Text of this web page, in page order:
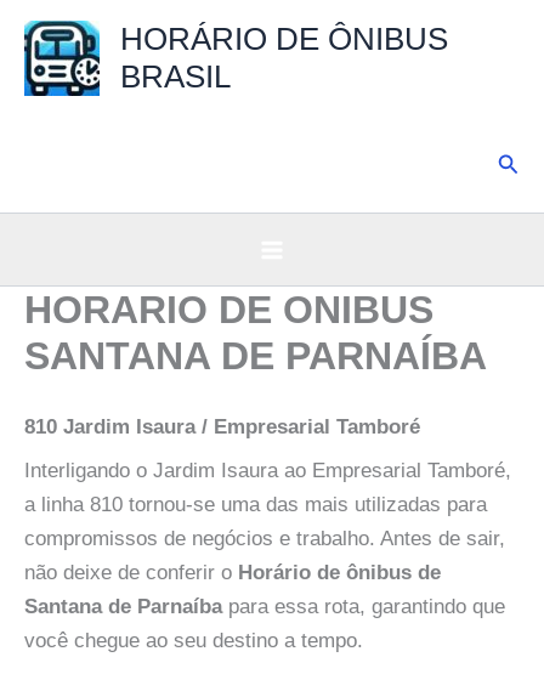
para
HORÁRIO DE ÔNIBUS
BRASIL
HORARIO DE ONIBUS
SANTANA DE PARNAÍBA
810 Jardim Isaura / Empresarial Tamboré
Interligando o Jardim Isaura ao Empresarial Tamboré,
a linha 810 tornou-se uma das mais utilizadas para
compromissos de negócios e trabalho. Antes de sair,
não deixe de conferir o Horário de ônibus de
Santana de Parnaíbapara essa rota, garantindo que
você chegue ao seu destino a tempo.